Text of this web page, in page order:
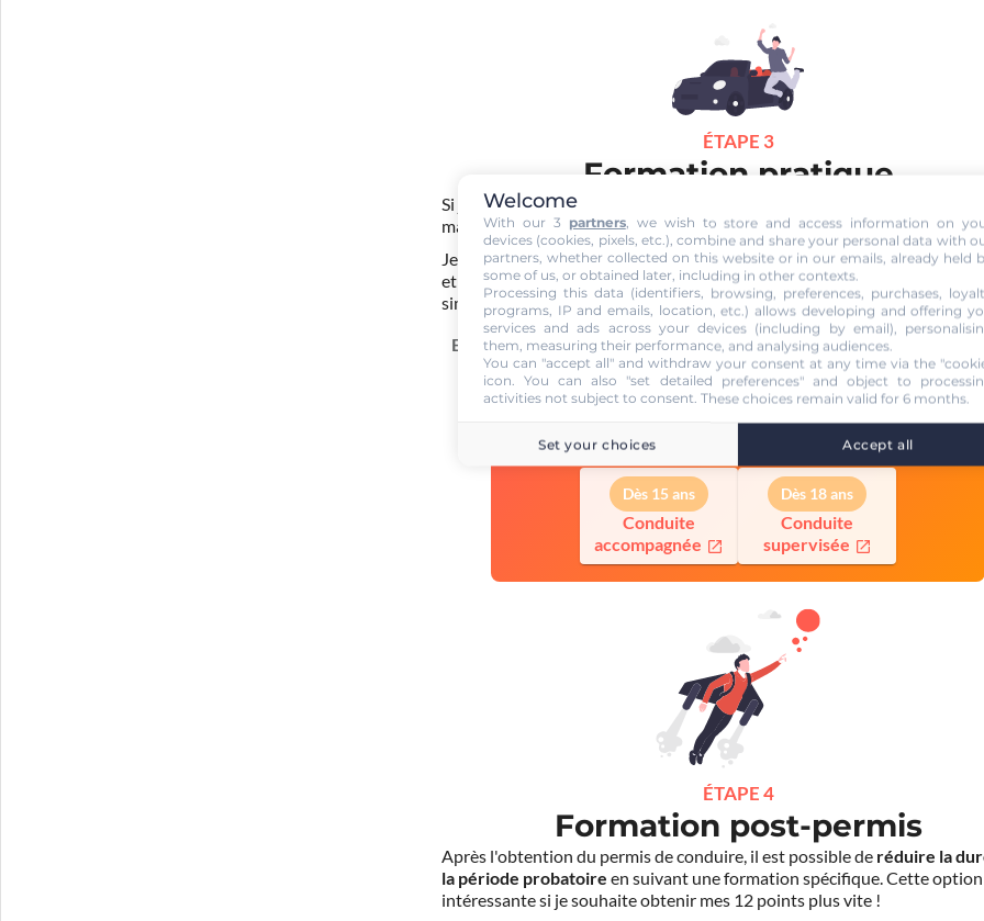
ÉTAPE 3
Formation pratique
Si je le souhaite, je peux m'inscrire auprès de mon auto-école pour
ma formation et prendre des cours de conduite.
Je commence par l'évaluation de départpour mieux connaître mes
et adapter la durée de ma formation.Je m'entraîne à conduire
simulateur et/ou en voiture.Je passe l'examen et à moi la liberté !
En savoir plus sur les enjeux de la formation
avant l'examen, l'auto-école vous recommande
Dès 15 ans
Conduite
accompagnée
Dès 18 ans
Conduite
supervisée
ÉTAPE 4
Formation post-permis
Après l'obtention du permis de conduire, il est possible de réduire la
la période probatoire en suivant une formation spécifique. Cette
intéressante si je souhaite obtenir mes 12 points plus vite !
Welcome
With our 3 partners, we wish to store and access information on
devices (cookies, pixels, etc.), combine and share your personal data with
partners, whether collected on this website or in our emails, already held
some of us, or obtained later, including in other contexts.
Processing this data (identifiers, browsing, preferences, purchases,
programs, IP and emails, location, etc.) allows developing and offering
services and ads across your devices (including by email),
them, measuring their performance, and analysing audiences.
You can "accept all" and withdraw your consent at any time via the
icon. You can also "set detailed preferences" and object to
activities not subject to consent. These choices remain valid for 6 months.
Set your choices Accept all